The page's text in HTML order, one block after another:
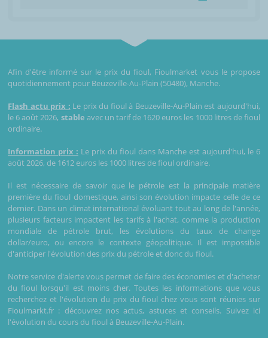
Afin d'être informé sur le prix du fioul, Fioulmarket vous le propose
quotidiennement pour Beuzeville-Au-Plain (50480), Manche.
Flash actu prix : Le prix du fioul à Beuzeville-Au-Plain est aujourd'hui,
le 6 août 2026, stable avec un tarif de 1620 euros les 1000 litres de fioul
ordinaire.
Information prix : Le prix du fioul dans Manche est aujourd'hui, le 6
août 2026, de 1612 euros les 1000 litres de fioul ordinaire.
Il est nécessaire de savoir que le pétrole est la principale matière
première du fioul domestique, ainsi son évolution impacte celle de ce
dernier. Dans un climat international évoluant tout au long de l'année,
plusieurs facteurs impactent les tarifs à l'achat, comme la production
mondiale de pétrole brut, les évolutions du taux de change
dollar/euro, ou encore le contexte géopolitique. Il est impossible
d'anticiper l'évolution des prix du pétrole et donc du fioul.
Notre service d'alerte vous permet de faire des économies et d'acheter
du fioul lorsqu'il est moins cher. Toutes les informations que vous
recherchez et l'évolution du prix du fioul chez vous sont réunies sur
Fioulmarkt.fr : découvrez nos actus, astuces et conseils. Suivez ici
l'évolution du cours du fioul à Beuzeville-Au-Plain.